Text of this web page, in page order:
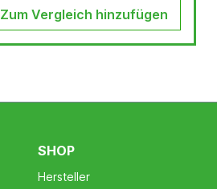
Zum Vergleich hinzufügen
SHOP
Hersteller